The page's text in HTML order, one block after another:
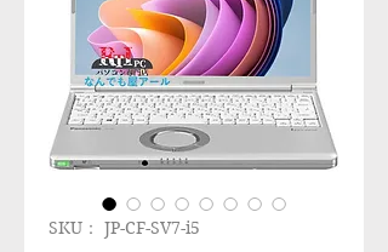
SKU： JP-CF-SV7-i5